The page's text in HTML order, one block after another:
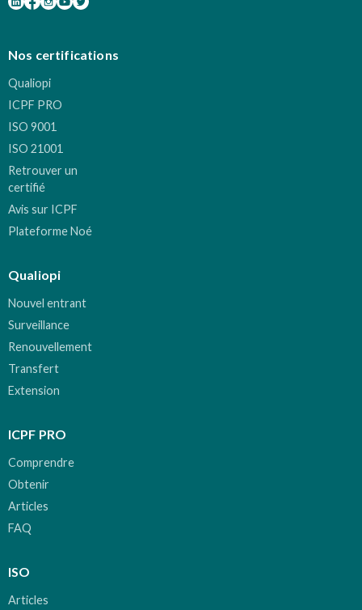
Nos certifications
Qualiopi
ICPF PRO
ISO 9001
ISO 21001
Retrouver un
certifié
Avis sur ICPF
Plateforme Noé
Qualiopi
Nouvel entrant
Surveillance
Renouvellement
Transfert
Extension
ICPF PRO
Comprendre
Obtenir
Articles
FAQ
ISO
Articles